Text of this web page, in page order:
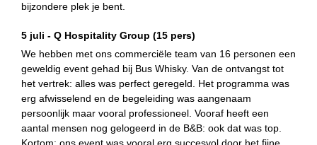
bijzondere plek je bent.
5 juli - Q Hospitality Group (15 pers)
We hebben met ons commerciële team van 16 personen een
geweldig event gehad bij Bus Whisky. Van de ontvangst tot
het vertrek: alles was perfect geregeld. Het programma was
erg afwisselend en de begeleiding was aangenaam
persoonlijk maar vooral professioneel. Vooraf heeft een
aantal mensen nog gelogeerd in de B&B: ook dat was top.
Kortom: ons event was vooral erg succesvol door het fijne